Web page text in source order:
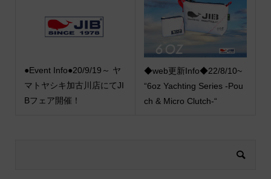
●Event Info●20/9/19～ ヤ
マトヤシキ加古川店にてJI
Bフェア開催！
◆web更新Info◆22/8/10~
“6oz Yachting Series -Pou
ch & Micro Clutch-“